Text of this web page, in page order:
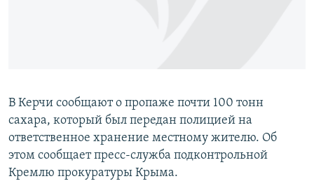
Все сайты RFE/RL
В Керчи сообщают о пропаже почти 100 тонн
сахара, который был передан полицией на
ответственное хранение местному жителю. Об
этом сообщает пресс-служба подконтрольной
Кремлю прокуратуры Крыма.